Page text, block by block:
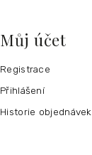
Můj účet
Registrace
Přihlášení
Historie objednávek